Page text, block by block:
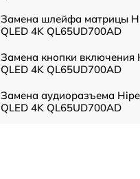
Замена шлейфа матрицы
QLED 4K QL65UD700AD
Замена кнопки включения
QLED 4K QL65UD700AD
Замена аудиоразъема
QLED 4K QL65UD700AD